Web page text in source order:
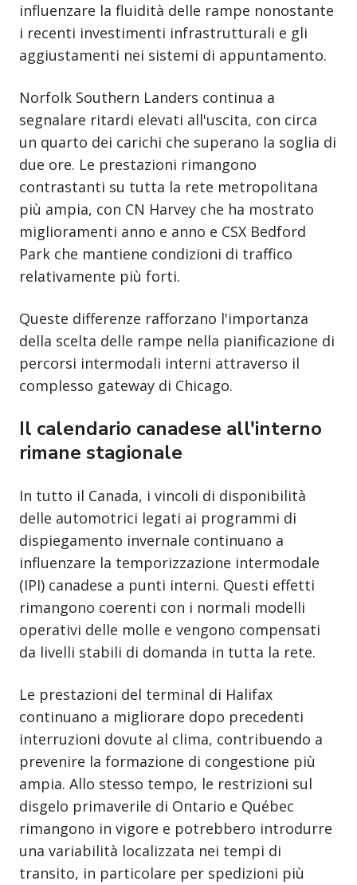
influenzare la fluidità delle rampe nonostante
i recenti investimenti infrastrutturali e gli
aggiustamenti nei sistemi di appuntamento.
Norfolk Southern Landers continua a
segnalare ritardi elevati all'uscita, con circa
un quarto dei carichi che superano la soglia di
due ore. Le prestazioni rimangono
contrastanti su tutta la rete metropolitana
più ampia, con CN Harvey che ha mostrato
miglioramenti anno e anno e CSX Bedford
Park che mantiene condizioni di traffico
relativamente più forti.
Queste differenze rafforzano l'importanza
della scelta delle rampe nella pianificazione di
percorsi intermodali interni attraverso il
complesso gateway di Chicago.
Il calendario canadese all'interno
rimane stagionale
In tutto il Canada, i vincoli di disponibilità
delle automotrici legati ai programmi di
dispiegamento invernale continuano a
influenzare la temporizzazione intermodale
(IPI) canadese a punti interni. Questi effetti
rimangono coerenti con i normali modelli
operativi delle molle e vengono compensati
da livelli stabili di domanda in tutta la rete.
Le prestazioni del terminal di Halifax
continuano a migliorare dopo precedenti
interruzioni dovute al clima, contribuendo a
prevenire la formazione di congestione più
ampia. Allo stesso tempo, le restrizioni sul
disgelo primaverile di Ontario e Québec
rimangono in vigore e potrebbero introdurre
una variabilità localizzata nei tempi di
transito, in particolare per spedizioni più